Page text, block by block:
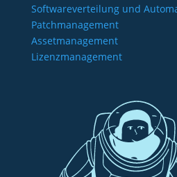
Softwareverteilung und
Patchmanagement
Assetmanagement
Lizenzmanagement